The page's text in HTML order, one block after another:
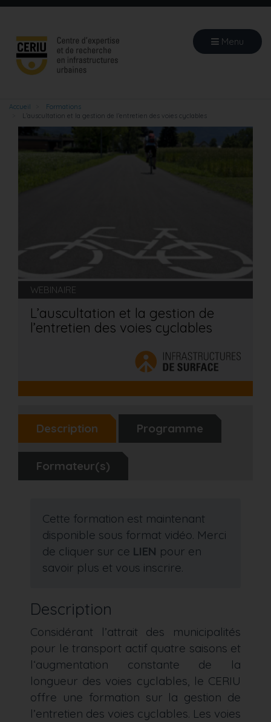
Aller
principal
Menu
Accueil
Formations
L’auscultation et la gestion de l’entretien des voies cyclables
WEBINAIRE
L’auscultation et la gestion de
l’entretien des voies cyclables
Description Programme
Formateur(s)
Cette formation est maintenant
disponible sous format vidéo. Merci
de cliquer sur ce LIEN pour en
savoir plus et vous inscrire.
Description
Considérant l’attrait des municipalités
pour le transport actif quatre saisons et
l‘augmentation constante de la
longueur des voies cyclables, le CERIU
offre une formation sur la gestion de
l’entretien des voies cyclables. Les voies